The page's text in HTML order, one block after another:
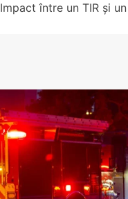
Impact între un TIR și